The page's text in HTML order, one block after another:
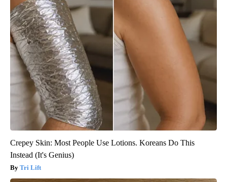
Crepey Skin: Most People Use Lotions. Koreans Do This
Instead (It's Genius)
Tri Lift